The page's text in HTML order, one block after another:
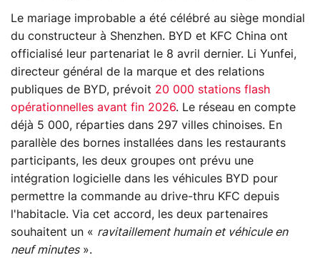
Le mariage improbable a été célébré au siège mondial
du constructeur à Shenzhen. BYD et KFC China ont
officialisé leur partenariat le 8 avril dernier. Li Yunfei,
directeur général de la marque et des relations
publiques de BYD, prévoit 20 000 stations flash
opérationnelles avant fin 2026. Le réseau en compte
déjà 5 000, réparties dans 297 villes chinoises. En
parallèle des bornes installées dans les restaurants
participants, les deux groupes ont prévu une
intégration logicielle dans les véhicules BYD pour
permettre la commande au drive-thru KFC depuis
l'habitacle. Via cet accord, les deux partenaires
souhaitent un « ravitaillement humain et véhicule en
neuf minutes».